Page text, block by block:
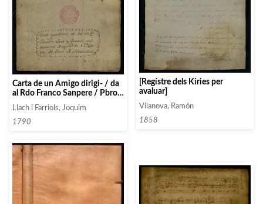
Carta de un Amigo dirigi- / da
al Rdo Franco Sanpere / Pbro
de los errores qe injusta- /
mente se le imputaron en la /
Villa de Beroa. 1790.
Llach i Farriols, Joquim
1790
[Regístre dels Kiries per
avaluar]
Vilanova, Ramón
1858